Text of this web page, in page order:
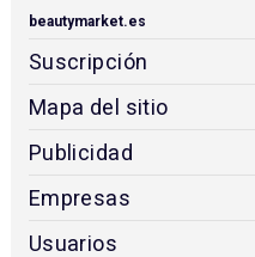
beautymarket.es
Suscripción
Mapa del sitio
Publicidad
Empresas
Usuarios